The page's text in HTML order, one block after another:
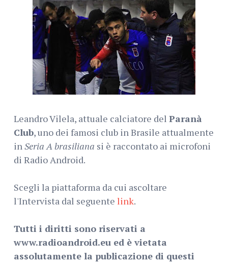
Leandro Vilela, attuale calciatore del Paranà
Club, uno dei famosi club in Brasile attualmente
in Seria A brasiliana si è raccontato ai microfoni
di Radio Android.
Scegli la piattaforma da cui ascoltare
l'Intervista dal seguente link.
Tutti i diritti sono riservati a
www.radioandroid.eu ed è vietata
assolutamente la publicazione di questi